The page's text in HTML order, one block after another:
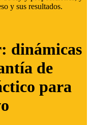
y sus resultados.
dinámicas
de
para